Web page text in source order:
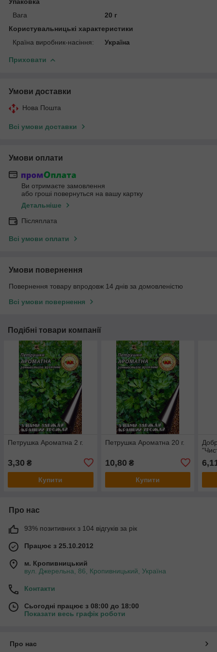
Вага
20 г
Користувальницькі характеристики
Країна виробник-насіння:
Україна
Приховати
Умови доставки
Нова Пошта
Всі умови доставки
Умови оплати
Ви отримаєте замовлення
або гроші повернуться на вашу картку
Детальніше
Післяплата
Всі умови оплати
Умови повернення
Повернення товару впродовж 14 днів за домовленістю
Всі умови повернення
Подібні товари компанії
Петрушка Ароматна 2 г.
3,30 ₴
Купити
Петрушка Ароматна 20 г.
10,80 ₴
Купити
Про нас
93% позитивних з 104 відгуків за рік
Працює з 25.10.2012
м. Кропивницький
вул. Джерельна, 86, Кропивницький, Україна
Контакти
Сьогодні працює з 08:00 до 18:00
Показати весь графік роботи
Про нас